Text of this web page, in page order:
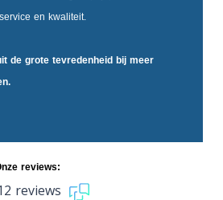
en kwaliteit.
de grote tevredenheidbij meer
reviews:
reviews